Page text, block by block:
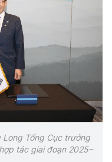
Long Tổng Cục trưởng
tác giai đoạn 2025–